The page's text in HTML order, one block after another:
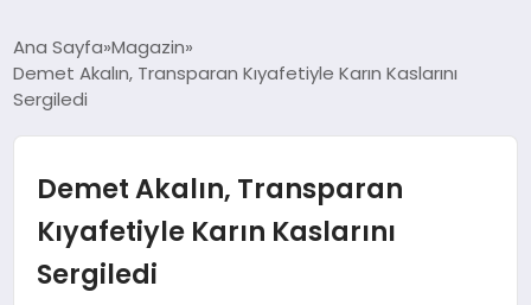
EKONOMI
SAĞLIK
Ana Sayfa Magazin
Demet Akalın, Transparan Kıyafetiyle Karın Kaslarını
Sergiledi
Demet Akalın, Transparan
Kıyafetiyle Karın Kaslarını
Sergiledi